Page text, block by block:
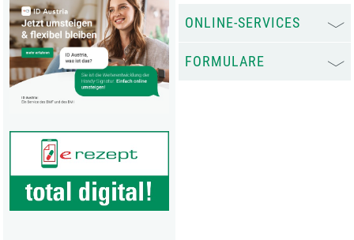
ONLINE-SERVICES
FORMULARE